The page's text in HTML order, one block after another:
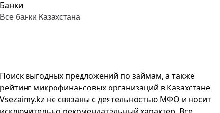
Банки
Все банки Казахстана
Поиск выгодных предложений по займам, а также
рейтинг микрофинансовых организаций в Казахстане.
Vsezaimy.kz не связаны с деятельностью МФО и носит